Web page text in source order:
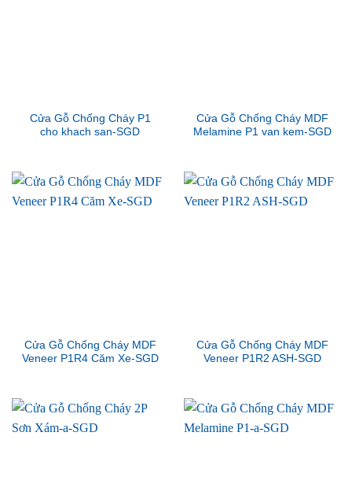
Cửa Gỗ Chống Cháy P1
cho khach san-SGD
Cửa Gỗ Chống Cháy MDF
Melamine P1 van kem-SGD
Cửa Gỗ Chống Cháy MDF
Veneer P1R4 Căm Xe-SGD
Cửa Gỗ Chống Cháy MDF
Veneer P1R2 ASH-SGD